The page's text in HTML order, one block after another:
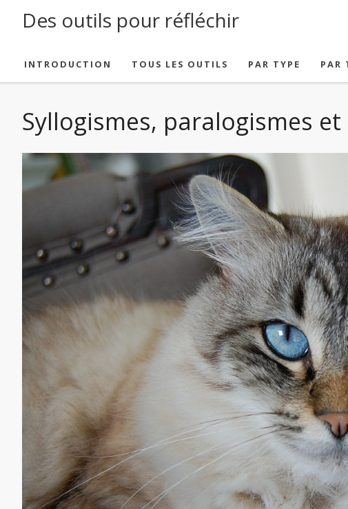
Des outils pour réfléchir
INTRODUCTION TOUS LES OUTILS PAR TYPE PAR
Syllogismes, paralogismes